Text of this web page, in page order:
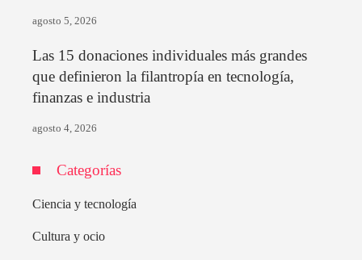
agosto 5, 2026
Las 15 donaciones individuales más grandes
que definieron la filantropía en tecnología,
finanzas e industria
agosto 4, 2026
Categorías
Ciencia y tecnología
Cultura y ocio